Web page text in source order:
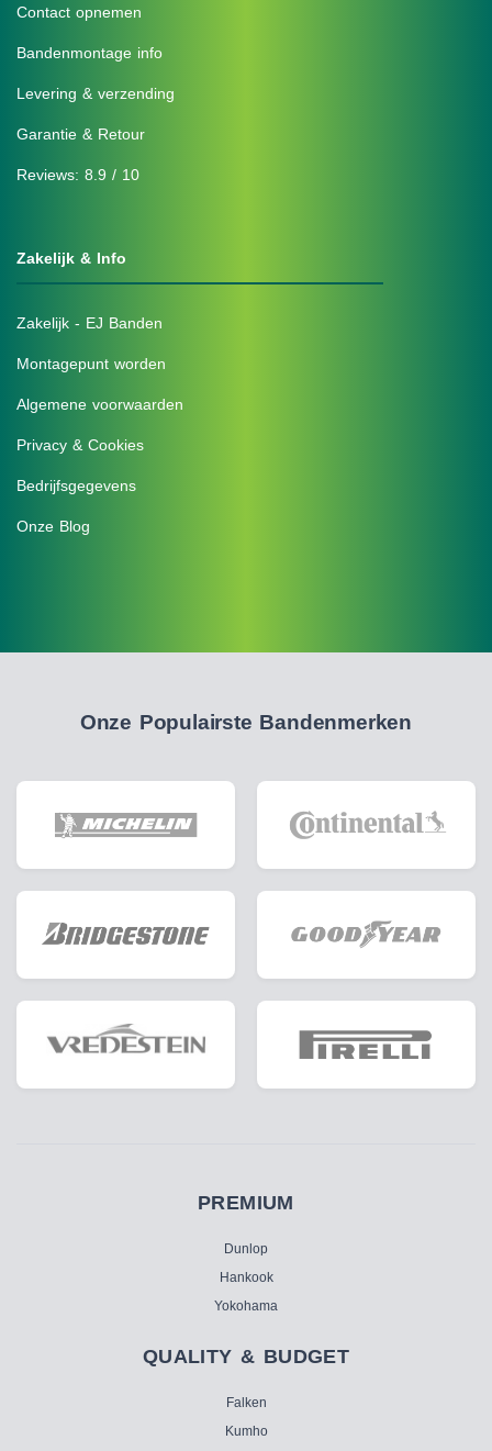
Contact opnemen
Bandenmontage info
Levering & verzending
Garantie & Retour
Reviews: 8.9 / 10
Zakelijk & Info
Zakelijk - EJ Banden
Montagepunt worden
Algemene voorwaarden
Privacy & Cookies
Bedrijfsgegevens
Onze Blog
Onze Populairste Bandenmerken
PREMIUM
Dunlop
Hankook
Yokohama
QUALITY & BUDGET
Falken
Kumho